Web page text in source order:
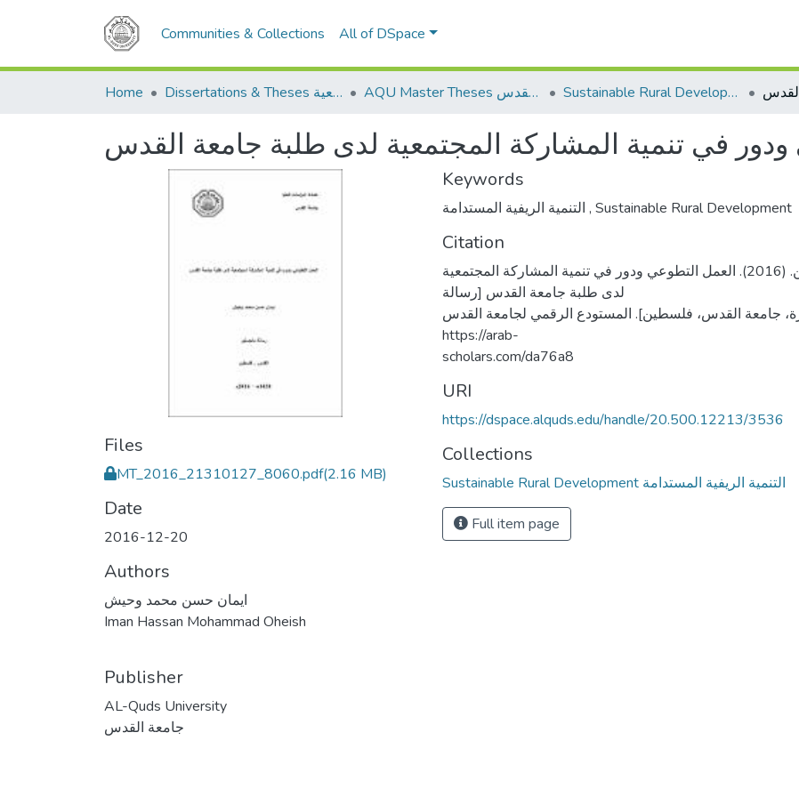
Communities & Collections All of DSpace
Home Dissertations & Theses الرسائل الجامعية AQU Master Theses الرسائل الجامعية الخاصة بجامعة القدس Sustainable Rural Development التنمية الريفية المستدامة
في تنمية المشاركة المجتمعية لدى طلبة جامعة القدس
Files
MT_2016_21310127_8060.pdf(2.16 MB)
Date
2016-12-20
Authors
ايمان حسن محمد وحيش
Iman Hassan Mohammad Oheish
Publisher
AL-Quds University
جامعة القدس
Keywords
, Sustainable Rural Development
Citation
وحيش، ايمان حسن. (2016). العمل التطوعي ودور في تنمية المشاركة المجتمعية
لدى طلبة جامعة القدس [رسالة
جامعة القدس، فلسطين]. المستودع الرقمي لجامعة القدس.
https://arab-
scholars.com/da76a8
URI
https://dspace.alquds.edu/handle/20.500.12213/3536
Collections
Sustainable Rural Development التنمية الريفية المستدامة
Full item page